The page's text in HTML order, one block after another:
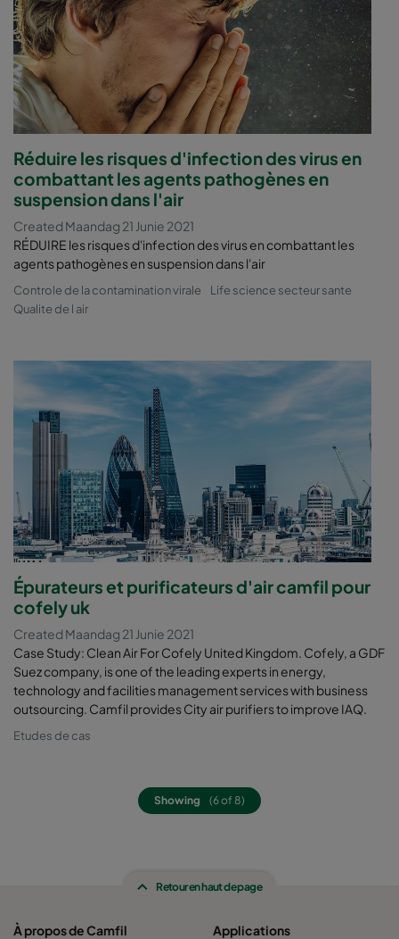
Réduire les risques d'infection des virus en
combattant les agents pathogènes en
suspension dans l'air
Created Maandag 21 Junie 2021
RÉDUIRE les risques d'infection des virus en combattant les
agents pathogènes en suspension dans l'air
Controle de la contamination virale
Life science secteur sante
Qualite de l air
Épurateurs et purificateurs d'air camfil pour
cofely uk
Created Maandag 21 Junie 2021
Case Study: Clean Air For Cofely United Kingdom. Cofely, a GDF
Suez company, is one of the leading experts in energy,
technology and facilities management services with business
outsourcing. Camfil provides City air purifiers to improve IAQ.
Etudes de cas
Showing (6 of 8)
Retour en haut de page
À propos de Camfil
Applications